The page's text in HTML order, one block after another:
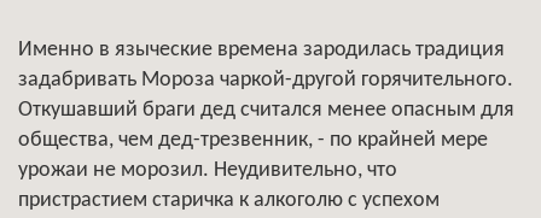
Именно в языческие времена зародилась традиция
задабривать Мороза чаркой-другой горячительного.
Откушавший браги дед считался менее опасным для
общества, чем дед-трезвенник, - по крайней мере
урожаи не морозил. Неудивительно, что
пристрастием старичка к алкоголю с успехом